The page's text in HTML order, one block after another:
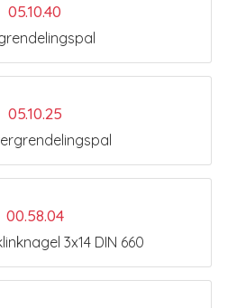
05.10.40
05.10.25
00.58.04
3x14 DIN 660